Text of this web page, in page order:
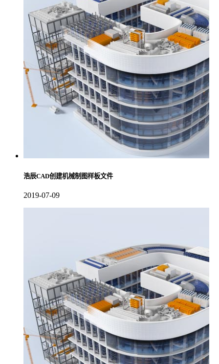
浩辰CAD创建机械制图样板文件
2019-07-09